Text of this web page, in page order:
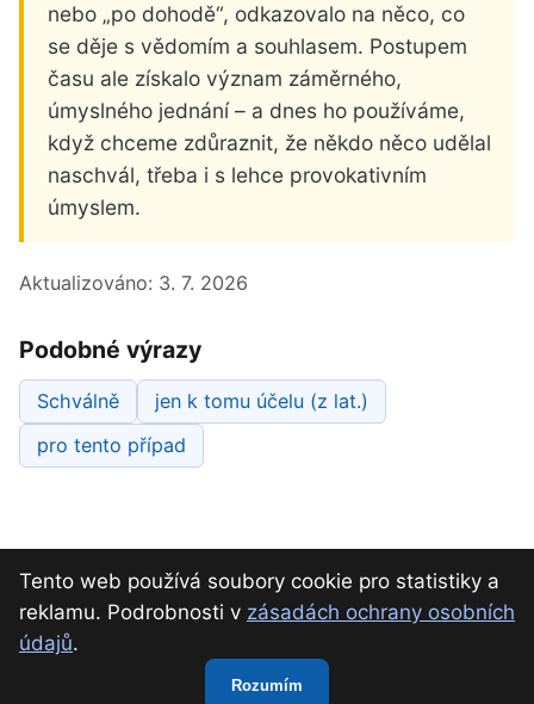
nebo „po dohodě“, odkazovalo na něco, co
se děje s vědomím a souhlasem. Postupem
času ale získalo význam záměrného,
úmyslného jednání – a dnes ho používáme,
když chceme zdůraznit, že někdo něco udělal
naschvál, třeba i s lehce provokativním
úmyslem.
Aktualizováno: 3. 7. 2026
Podobné výrazy
Schválně
jen k tomu účelu (z lat.)
pro tento případ
O násKontakt
Slovník křížovek · osobní projekt · Radek Szurman
Tento web používá soubory cookie pro statistiky a
reklamu. Podrobnosti v zásadách ochrany osobních
údajů.
Rozumím